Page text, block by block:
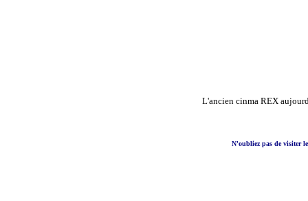
L'ancien cinma REX
N'oubliez pas de visiter